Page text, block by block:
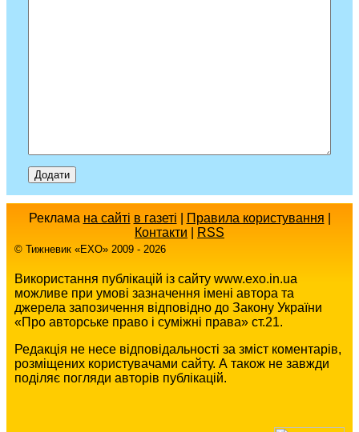
Реклама на сайті в газеті Правила користування
Контакти
RSS
© Тижневик «EХO» 2009 - 2026
Використання публікацій із сайту www.exo.in.ua
можливе при умові зазначення імені автора та
джерела запозичення відповідно до Закону України
«Про авторське право і суміжні права» ст.21.
Редакція не несе відповідальності за зміст коментарів,
розміщених користувачами сайту. А також не завжди
поділяє погляди авторів публікацій.